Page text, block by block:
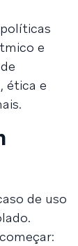
e
ética e
de uso